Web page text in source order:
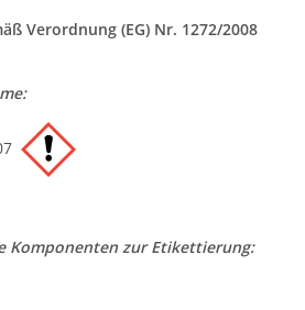
Verordnung (EG) Nr. 1272/2008
Komponenten zur Etikettierung: